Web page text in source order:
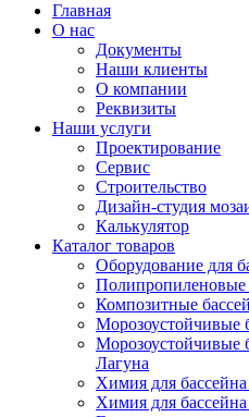
Главная
О нас
Документы
Наши клиенты
О компании
Реквизиты
Наши услуги
Проектирование
Сервис
Строительство
Дизайн-студия
Калькулятор
Каталог товаров
Оборудование для
Полипропиленовые
Композитные
Морозоустойчивые
Морозоустойчивые
Лагуна
Химия для
Химия для